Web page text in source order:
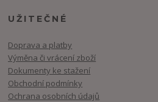
UŽITEČNÉ
Doprava a platby
Výměna či vrácení zboží
Dokumenty ke stažení
Obchodní podmínky
Ochrana osobních údajů